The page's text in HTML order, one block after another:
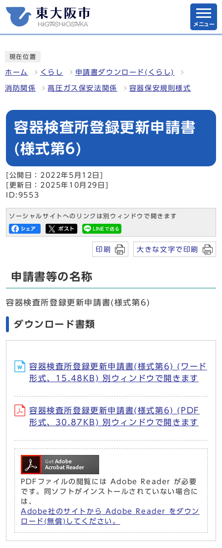
メニュー
現在位置
ホーム くらし 申請書ダウンロード(くらし)
消防関係 高圧ガス保安法関係 容器保安規則様式
容器検査所登録更新申請書
(様式第6)
[公開日：2022年5月12日]
[更新日：2025年10月29日]
ID:9553
ソーシャルサイトへのリンクは別ウィンドウで開きます
印刷 大きな文字で印刷
申請書等の名称
容器検査所登録更新申請書(様式第6)
ダウンロード書類
容器検査所登録更新申請書(様式第6) (ワード
形式、15.48KB) 別ウィンドウで開きます
容器検査所登録更新申請書(様式第6) (PDF
形式、30.87KB) 別ウィンドウで開きます
PDFファイルの閲覧には Adobe Reader が必要
です。同ソフトがインストールされていない場合に
は、
Adobe社のサイトから Adobe Reader をダウン
ロード(無償)してください。